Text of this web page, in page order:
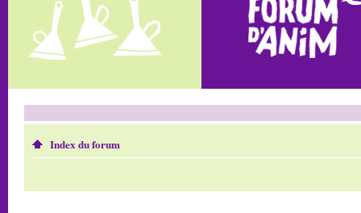
Index du forum